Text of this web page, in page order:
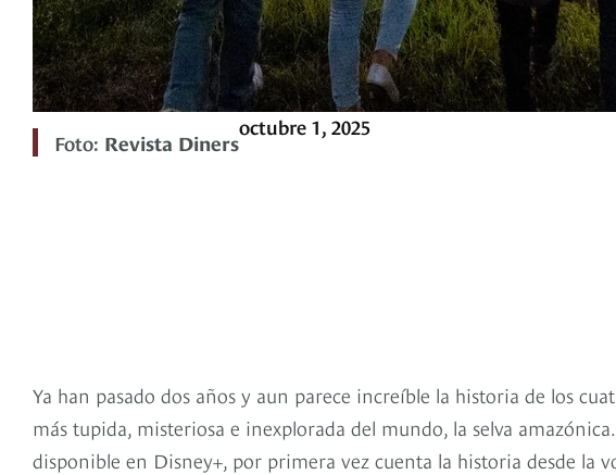
Foto: Revista Diners
octubre 1, 2025
Ya han pasado dos años y aun parece increíble la historia de los
más tupida, misteriosa e inexplorada del mundo, la selva
disponible en Disney+, por primera vez cuenta la historia desde la